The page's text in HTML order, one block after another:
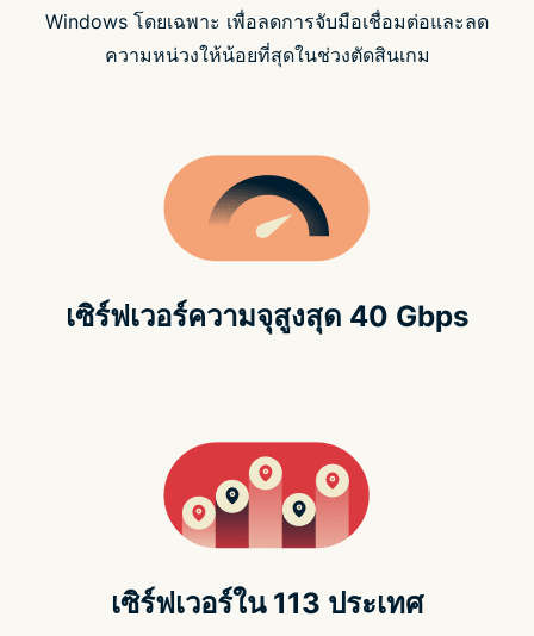
Windows โดยเฉพาะ เพื่อลดการจับมือเชื่อมต่อและลด
ความหน่วงให้น้อยที่สุดในช่วงตัดสินเกม
เซิร์ฟเวอร์ความจุสูงสุด 40 Gbps
เซิร์ฟเวอร์ใน 113 ประเทศ